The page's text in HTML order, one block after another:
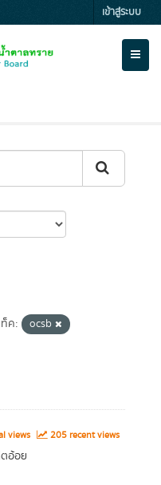
เข้าสู่ระบบ
ท็ค:
ocsb
views 205 recent views
อ้อย